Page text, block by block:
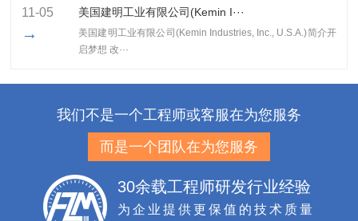
11-05
→
美国建明工业有限公司(Kemin I···
美国建明工业有限公司(Kemin Industries, Inc., U.S.A.)简介开
启梦想 改···
我们不是一个工程师或客服在为您服务
而是一个团队在为您服务
30余载工程师研发行业经验
为企业提供更保值的技术质量